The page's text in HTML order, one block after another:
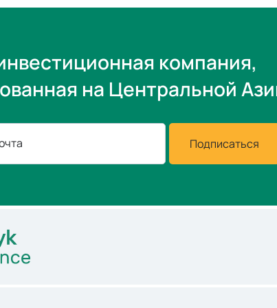
компания,
на Центральной
Подписаться